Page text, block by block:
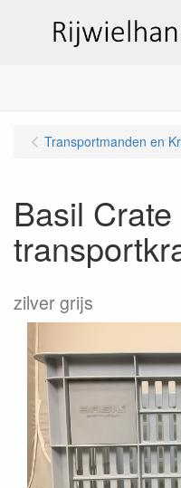
Transportmanden en
Basil Crate
zilver grijs